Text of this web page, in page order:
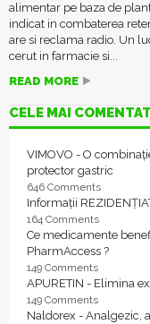
alimentar pe baza de
indicat in combaterea
are si reclama radio. Un
cerut in farmacie si...
READ MORE
CELE MAI
VIMOVO - O
protector gastric
646 Comments
Informații
164 Comments
Ce medicamente
PharmAccess ?
149 Comments
APURETIN - Elimina
149 Comments
Naldorex - Analgezic,